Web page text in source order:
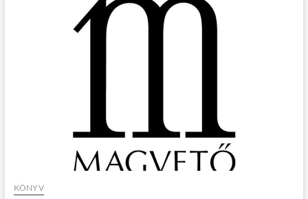
KÖNYV